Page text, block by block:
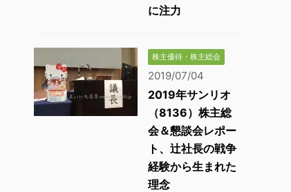
に注力
株主優待・株主総会
2019/07/04
2019年サンリオ
（8136）株主総
会＆懇談会レポー
ト、辻社長の戦争
経験から生まれた
理念